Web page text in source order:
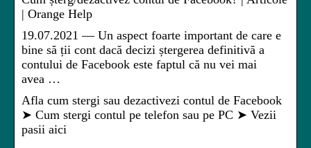
| Orange Help
19.07.2021 — Un aspect foarte important de care e
bine să ții cont dacă decizi ștergerea definitivă a
contului de Facebook este faptul că nu vei mai
avea …
Afla cum stergi sau dezactivezi contul de Facebook
➤ Cum stergi contul pe telefon sau pe PC ➤ Vezii
pasii aici